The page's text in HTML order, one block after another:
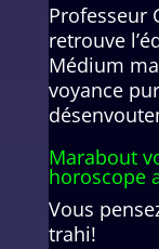
Professeur
retrouve
Médium
voyance
Marabout
horoscope
Vous
trahi!